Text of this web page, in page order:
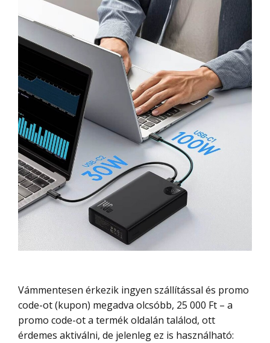
Vámmentesen érkezik ingyen szállítással és promo
code-ot (kupon) megadva olcsóbb, 25 000 Ft – a
promo code-ot a termék oldalán találod, ott
érdemes aktiválni, de jelenleg ez is használható: